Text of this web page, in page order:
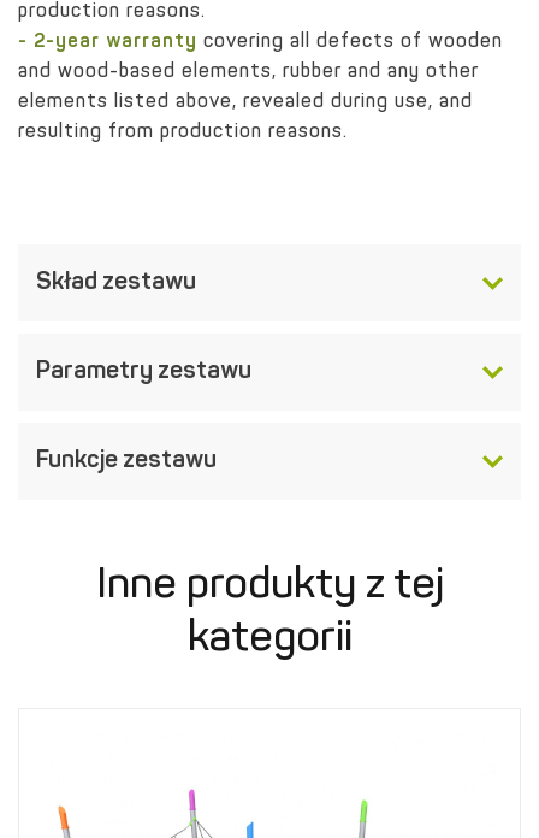
production reasons.
- 2-year warranty covering all defects of wooden
and wood-based elements, rubber and any other
elements listed above, revealed during use, and
resulting from production reasons.
Skład zestawu
Parametry zestawu
Funkcje zestawu
Inne produkty z tej
kategorii